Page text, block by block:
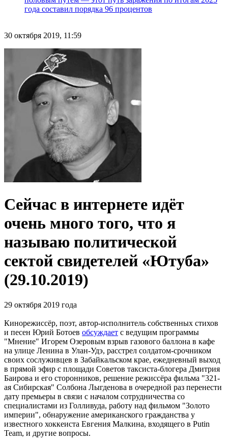
года составил порядка 96 процентов
30 октября 2019, 11:59
Сейчас в интернете идёт
очень много того, что я
называю политической
сектой свидетелей «Ютуба»
(29.10.2019)
29 октября 2019 года
Кинорежиссёр, поэт, автор-исполнитель собственных стихов
и песен Юрий Ботоев обсуждает с ведущим программы
"Мнение" Игорем Озеровым взрыв газового баллона в кафе
на улице Ленина в Улан-Удэ, расстрел солдатом-срочником
своих сослуживцев в Забайкальском крае, ежедневный выход
в прямой эфир с площади Советов таксиста-блогера Дмитрия
Баирова и его сторонников, решение режиссёра фильма "321-
ая Сибирская" Солбона Лыгденова в очередной раз перенести
дату премьеры в связи с началом сотрудничества со
специалистами из Голливуда, работу над фильмом "Золото
империи", обнаружение американского гражданства у
известного хоккеиста Евгения Малкина, входящего в Putin
Team, и другие вопросы.